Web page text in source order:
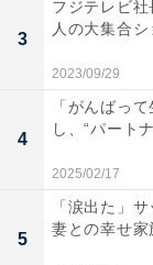
3
フジテレビ
人の大集合
2023/09/29
4
「がんばっ
し、“パート
2025/02/17
5
「涙出た」
妻との幸せ